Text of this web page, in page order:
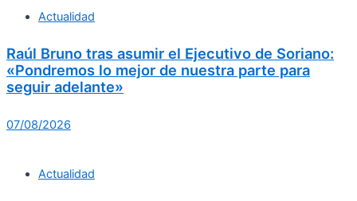
Actualidad
Raúl Bruno tras asumir el Ejecutivo de Soriano:
«Pondremos lo mejor de nuestra parte para
seguir adelante»
07/08/2026
Actualidad